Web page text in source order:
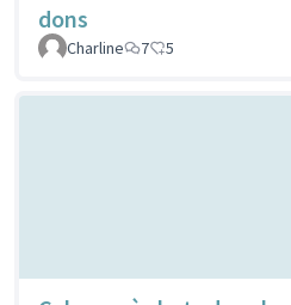
dons
Charline
7 5